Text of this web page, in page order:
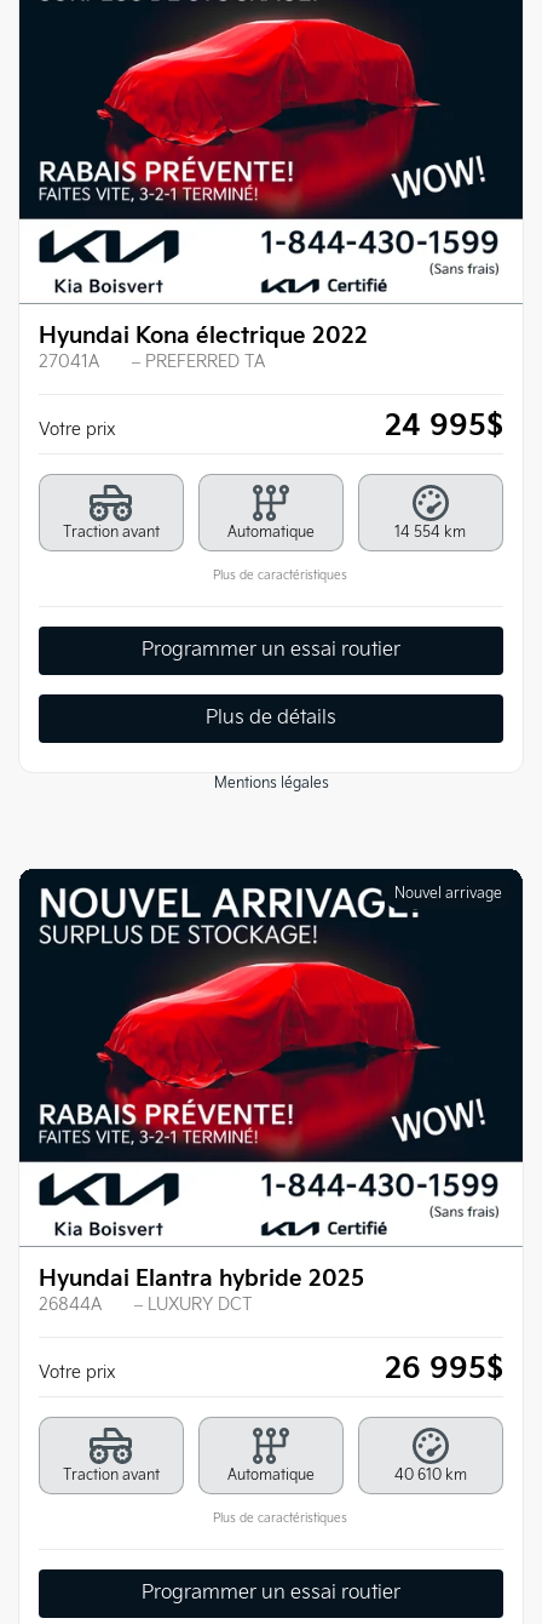
Hyundai Kona électrique 2022
27041A – PREFERRED TA
Votre prix 24 995$
Traction avant Automatique 14 554 km
Plus de caractéristiques
Programmer un essai routier
Plus de détails
Mentions légales
Nouvel arrivage
Hyundai Elantra hybride 2025
26844A – LUXURY DCT
Votre prix 26 995$
Traction avant Automatique 40 610 km
Plus de caractéristiques
Programmer un essai routier